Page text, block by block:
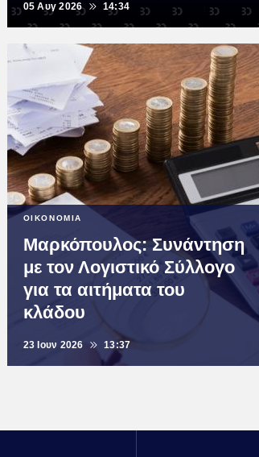
05 Αυγ 2026 14:34
ΟΙΚΟΝΟΜΙΑ
Μαρκόπουλος: Συνάντηση
με τον Λογιστικό Σύλλογο
για τα αιτήματα του
κλάδου
23 Ιουν 2026 13:37